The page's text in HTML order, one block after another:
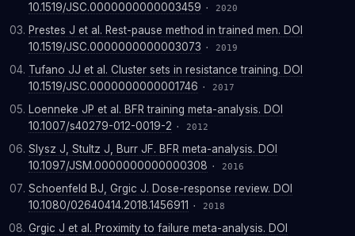
10.1519/JSC.0000000000003459 · 2020
Prestes J et al. Rest-pause method in trained men. DOI
10.1519/JSC.0000000000003073 · 2019
Tufano JJ et al. Cluster sets in resistance training. DOI
10.1519/JSC.0000000000001746 · 2017
Loenneke JP et al. BFR training meta-analysis. DOI
10.1007/s40279-012-0019-2 · 2012
Slysz J, Stultz J, Burr JF. BFR meta-analysis. DOI
10.1097/JSM.0000000000000308 · 2016
Schoenfeld BJ, Grgic J. Dose-response review. DOI
10.1080/02640414.2018.1456911
· 2018
Grgic J et al. Proximity to failure meta-analysis. DOI